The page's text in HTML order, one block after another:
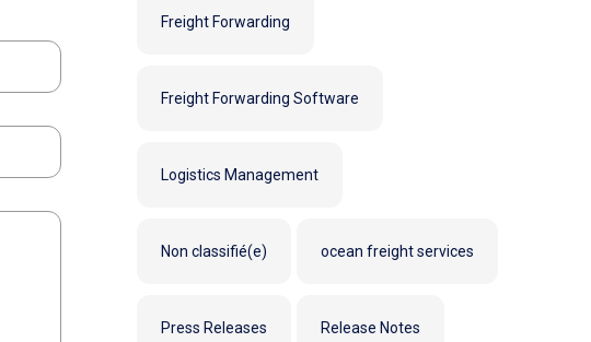
Freight Forwarding
Freight Forwarding Software
Logistics Management
Non classifié(e) ocean freight services
Press Releases Release Notes